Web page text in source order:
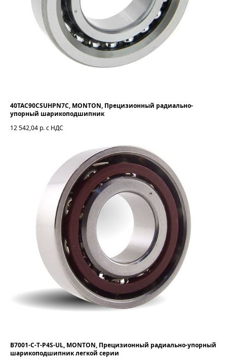
40TAC90CSUHPN7C, MONTON, Прецизионный радиально-
упорный шарикоподшипник
12 542,04 р. с НДС
B7001-C-T-P4S-UL, MONTON, Прецизионный радиально-упорный
шарикоподшипник легкой серии